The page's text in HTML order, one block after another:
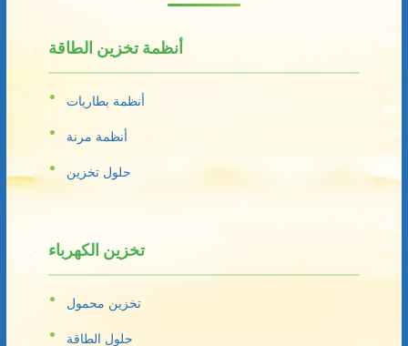
أنظمة تخزين الطاقة
أنظمة بطاريات
أنظمة مرنة
حلول تخزين
تخزين الكهرباء
تخزين محمول
حلول الطاقة